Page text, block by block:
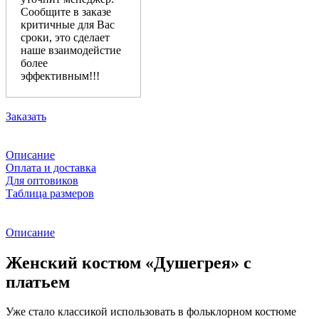
Сообщите в заказе
критичные для Вас
сроки, это сделает
наше взаимодейстие
более
эффективным!!!
Заказать
Описание
Оплата и доставка
Для оптовиков
Таблица размеров
Описание
Женский костюм «Душегрея» с
платьем
Уже стало классикой использовать в фольклорном костюме